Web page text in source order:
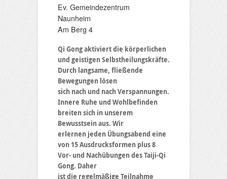
Ev. Gemeindezentrum
Naunheim
Am Berg 4
Qi Gong aktiviert die körperlichen
und geistigen Selbstheilungskräfte.
Durch langsame, fließende
Bewegungen lösen
sich nach und nach Verspannungen.
Innere Ruhe und Wohlbefinden
breiten sich in unserem
Bewusstsein aus. Wir
erlernen jeden Übungsabend eine
von 15 Ausdrucksformen plus 8
Vor- und Nachübungen des Taiji-Qi
Gong. Daher
ist die regelmäßige Teilnahme